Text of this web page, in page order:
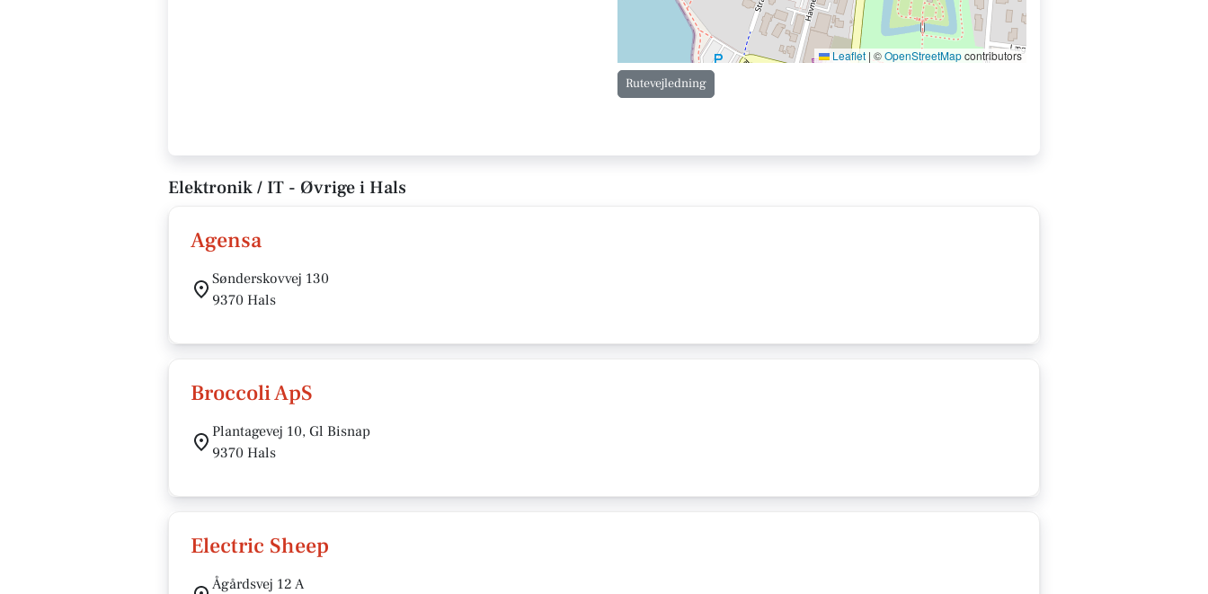
Leaflet | ©OpenStreetMapcontributors
Rutevejledning
Elektronik / IT - Øvrige i Hals
Agensa
Sønderskovvej 130
9370 Hals
Broccoli ApS
Plantagevej 10, Gl Bisnap
9370 Hals
Electric Sheep
Ågårdsvej 12 A